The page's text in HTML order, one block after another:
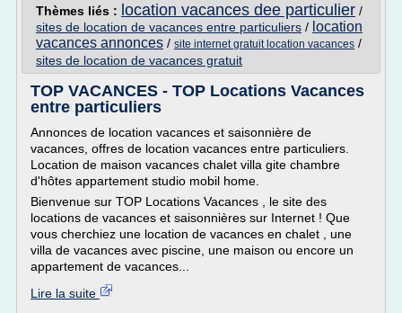
Thèmes liés : location vacances dee particulier /
sites de location de vacances entre particuliers / location
vacances annonces / site internet gratuit location vacances /
sites de location de vacances gratuit
TOP VACANCES - TOP Locations Vacances
entre particuliers
Annonces de location vacances et saisonnière de
vacances, offres de location vacances entre particuliers.
Location de maison vacances chalet villa gite chambre
d'hôtes appartement studio mobil home.
Bienvenue sur TOP Locations Vacances , le site des
locations de vacances et saisonnières sur Internet ! Que
vous cherchiez une location de vacances en chalet , une
villa de vacances avec piscine, une maison ou encore un
appartement de vacances...
Lire la suite